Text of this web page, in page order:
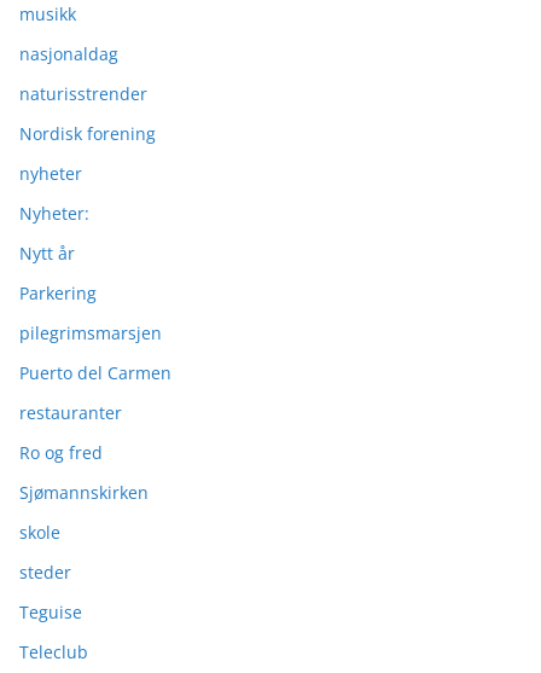
musikk
nasjonaldag
naturisstrender
Nordisk forening
nyheter
Nyheter:
Nytt år
Parkering
pilegrimsmarsjen
Puerto del Carmen
restauranter
Ro og fred
Sjømannskirken
skole
steder
Teguise
Teleclub